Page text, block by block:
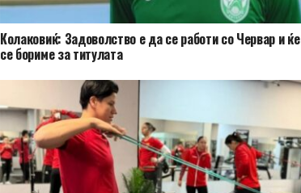
Колаковиќ: Задоволство е да се работи со Червар и ќе
се бориме за титулата